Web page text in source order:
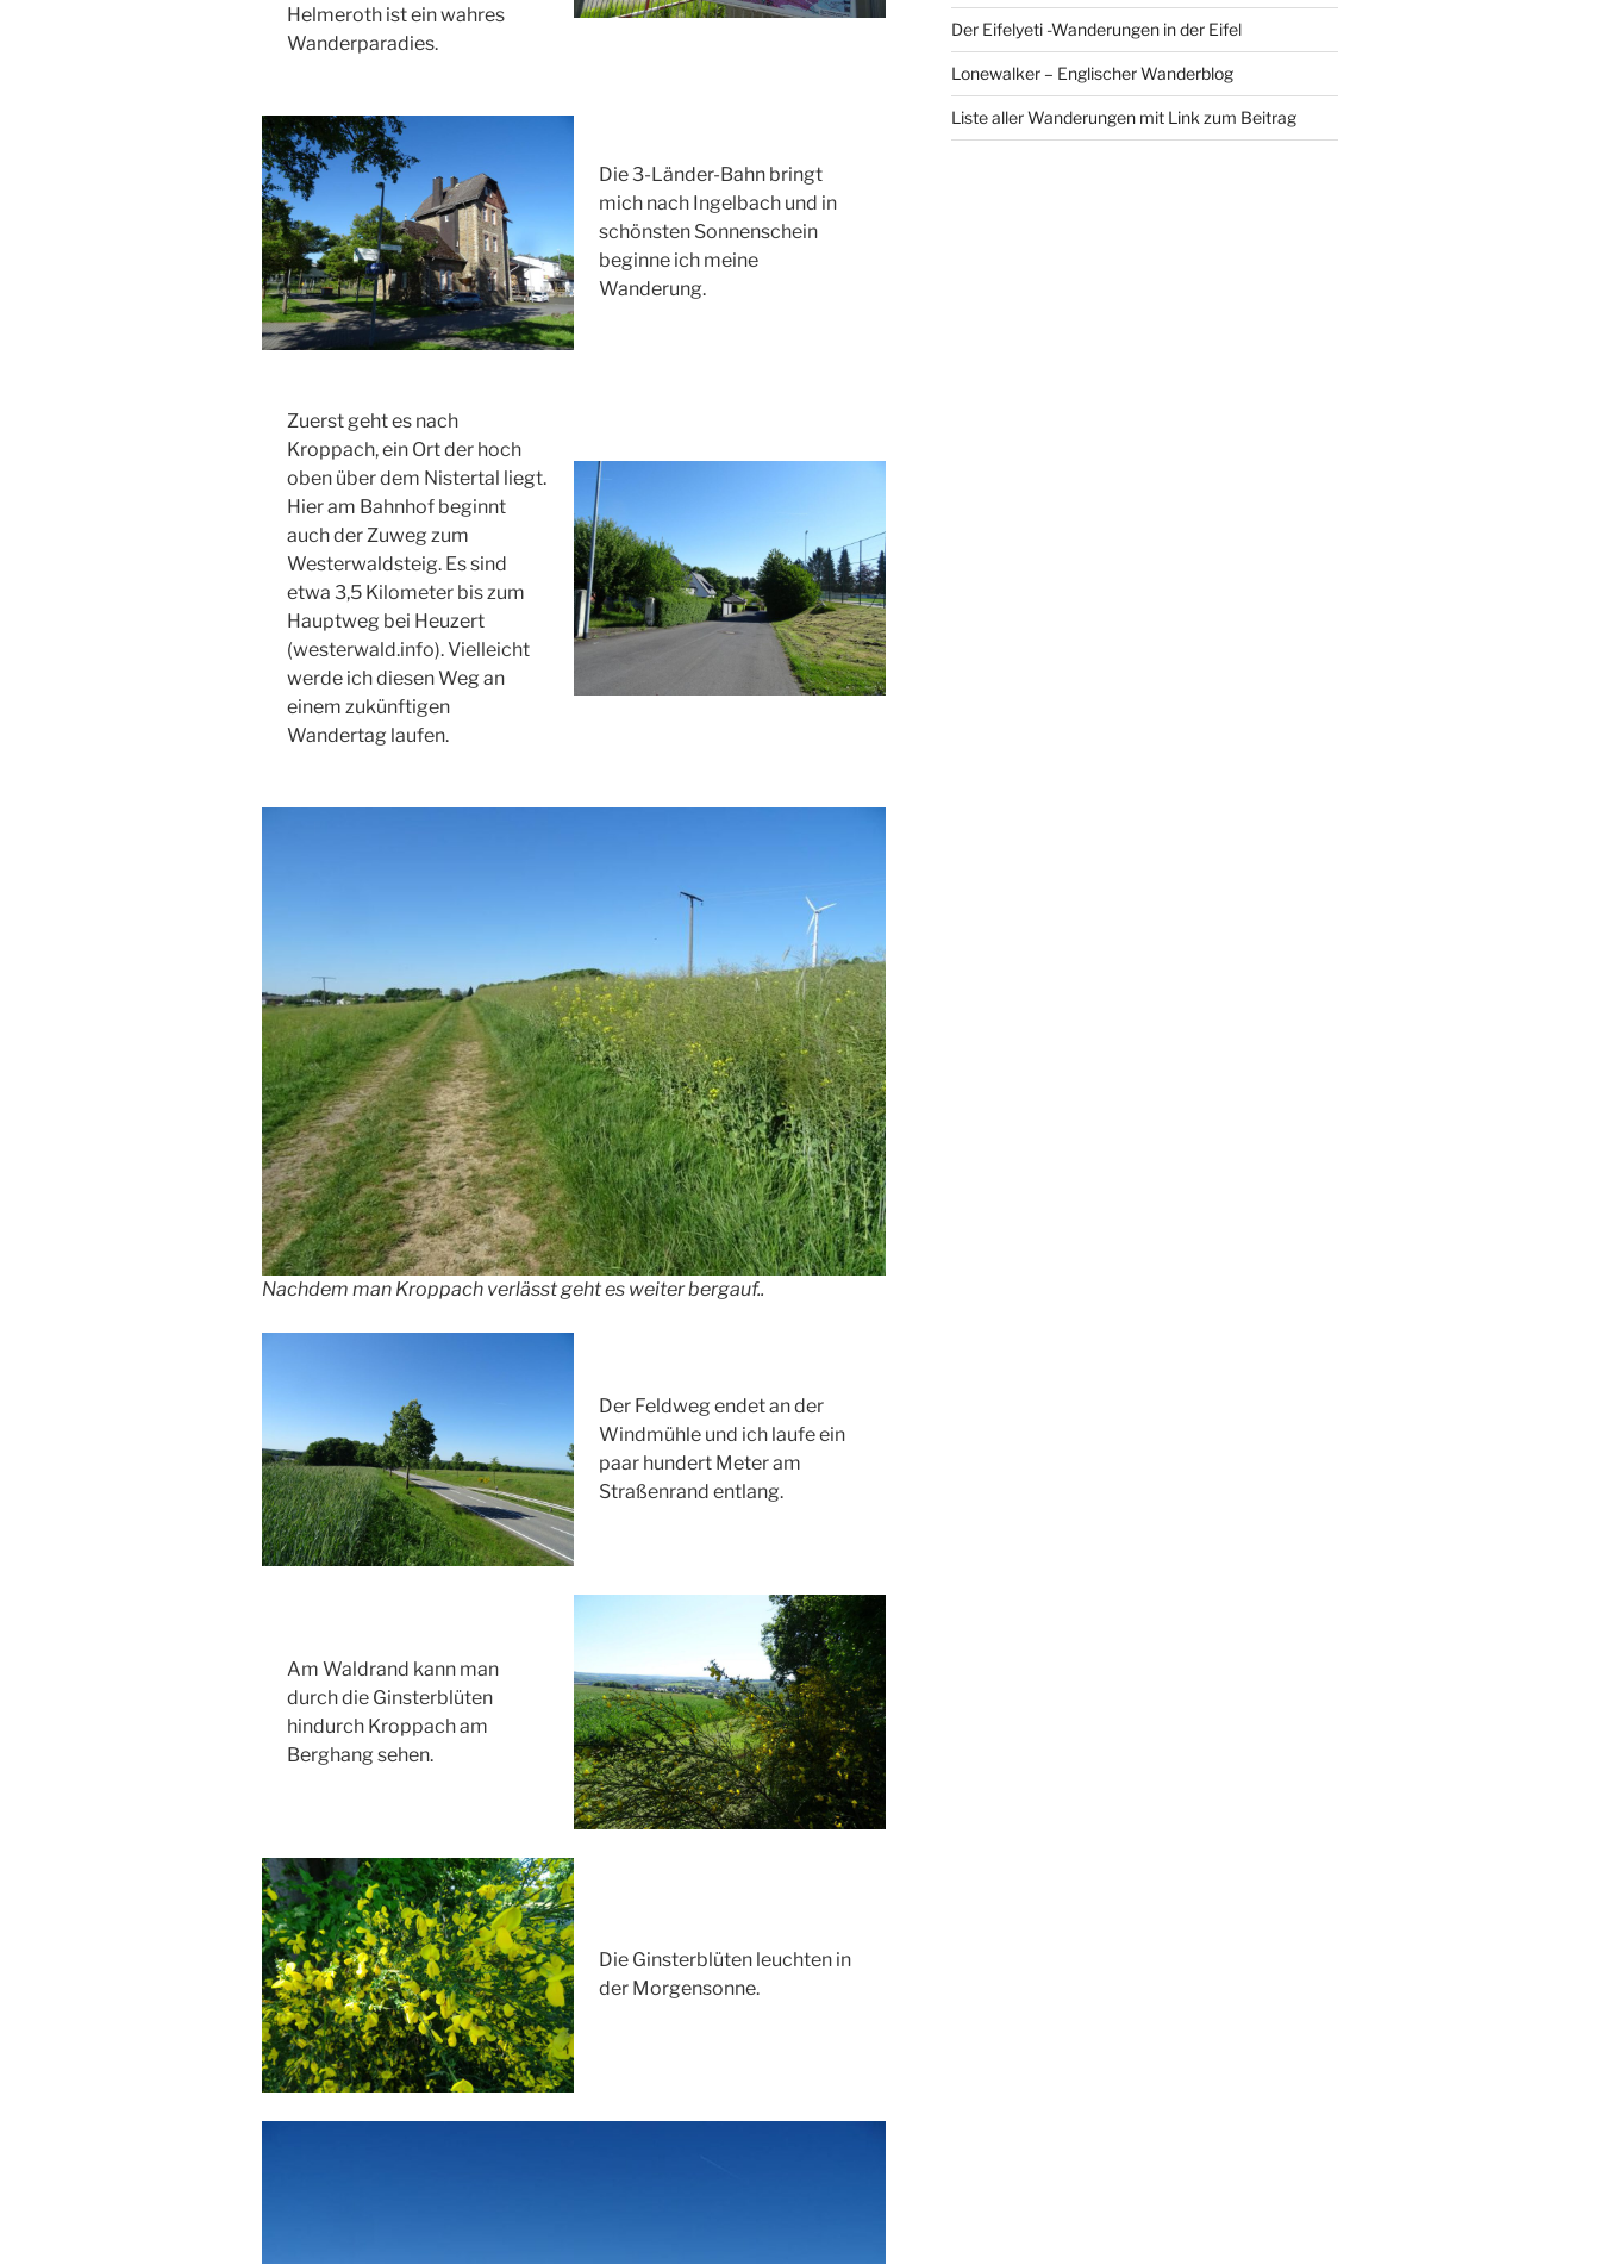
Helmeroth ist ein wahres
Wanderparadies.
Die 3-Länder-Bahn bringt
mich nach Ingelbach und in
schönsten Sonnenschein
beginne ich meine
Wanderung.
Zuerst geht es nach
Kroppach, ein Ort der hoch
oben über dem Nistertal liegt.
Hier am Bahnhof beginnt
auch der Zuweg zum
Westerwaldsteig. Es sind
etwa 3,5 Kilometer bis zum
Hauptweg bei Heuzert
(westerwald.info). Vielleicht
werde ich diesen Weg an
einem zukünftigen
Wandertag laufen.
Nachdem man Kroppach verlässt geht es weiter bergauf..
Der Feldweg endet an der
Windmühle und ich laufe ein
paar hundert Meter am
Straßenrand entlang.
Am Waldrand kann man
durch die Ginsterblüten
hindurch Kroppach am
Berghang sehen.
Die Ginsterblüten leuchten in
der Morgensonne.
Der Eifelyeti -Wanderungen in der Eifel
Lonewalker – Englischer Wanderblog
Liste aller Wanderungen mit Link zum Beitrag